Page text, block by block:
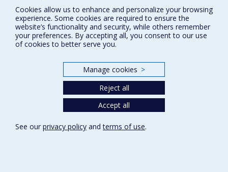
Privacy
Terms of use
Cookie Settings
Cookies allow us to enhance and personalize your browsing
experience. Some cookies are required to ensure the
website’s functionality and security, while others remember
your preferences. By accepting all, you consent to our use
of cookies to better serve you.
Manage cookies >
Reject all
Accept all
See our privacy policy andterms of use.